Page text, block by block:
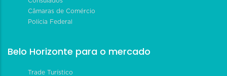
Câmaras de Comércio
Polícia Federal
Belo Horizonte para o mercado
Trade Turístico